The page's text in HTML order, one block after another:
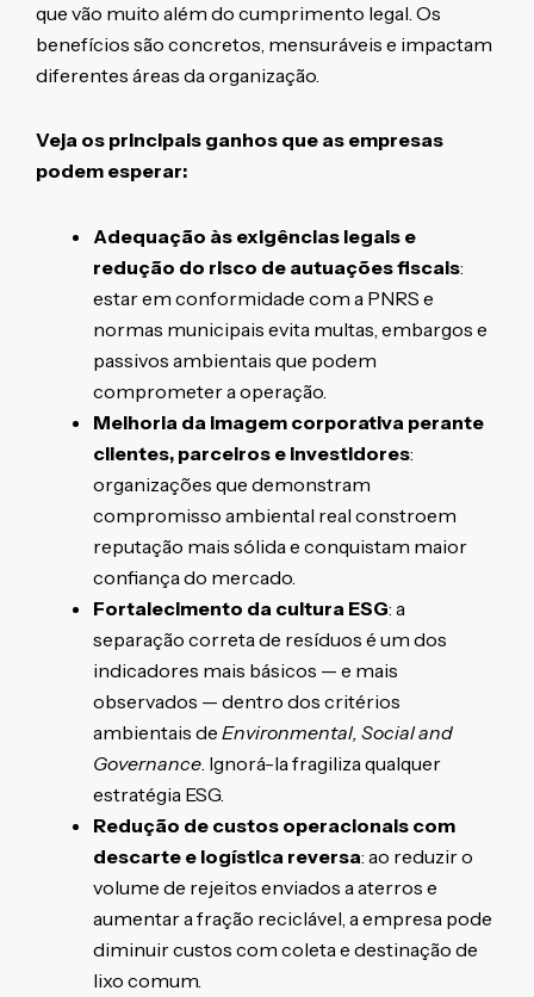
que vão muito além do cumprimento legal. Os
benefícios são concretos, mensuráveis e impactam
diferentes áreas da organização.
Veja os principais ganhos que as empresas
podem esperar:
Adequação às exigências legais e
redução do risco de autuações fiscais:
estar em conformidade com a PNRS e
normas municipais evita multas, embargos e
passivos ambientais que podem
comprometer a operação.
Melhoria da imagem corporativa perante
clientes, parceiros e investidores:
organizações que demonstram
compromisso ambiental real constroem
reputação mais sólida e conquistam maior
confiança do mercado.
Fortalecimento da cultura ESG: a
separação correta de resíduos é um dos
indicadores mais básicos — e mais
observados — dentro dos critérios
ambientais de Environmental, Social and
Governance. Ignorá-la fragiliza qualquer
estratégia ESG.
Redução de custos operacionais com
descarte e logística reversa: ao reduzir o
volume de rejeitos enviados a aterros e
aumentar a fração reciclável, a empresa pode
diminuir custos com coleta e destinação de
lixo comum.